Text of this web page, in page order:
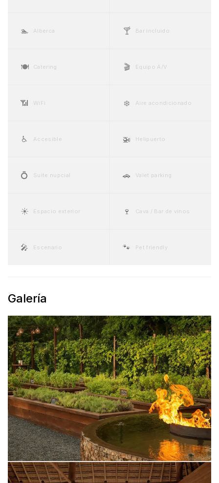
🏊 Alberca 🍸 Bar incluido
🍽️ Catering 🎬 Equipo A/V
📶 WiFi ❄️ Aire acondicionado
♿ Accesible 🚁 Helipuerto
💍 Suite nupcial 🚗 Valet parking
☀️ Espacio exterior 🍷 Cava / Bar de vinos
🎤 Escenario 🐾 Pet friendly
Galería